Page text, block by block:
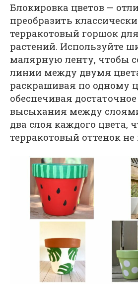
Блокировка цветов —
преобразить
терракотовый горшок для
растений. Используйте
малярную ленту, чтобы
линии между двумя
раскрашивая по одному
обеспечивая
высыхания между
два слоя каждого цвета,
терракотовый оттенок